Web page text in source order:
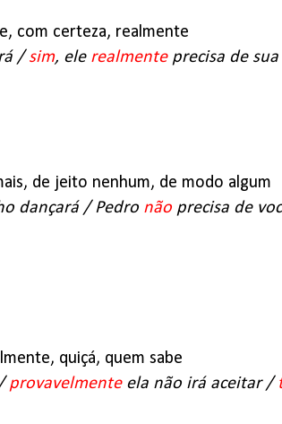
com certeza, realmente
/sim, ele realmenteprecisa de sua
de jeito nenhum, de modo algum
dançará / Pedro nãoprecisa de
quiçá, quem sabe
provavelmenteela não irá aceitar /